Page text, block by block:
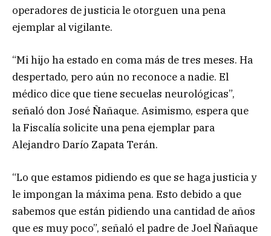
operadores de justicia le otorguen una pena
ejemplar al vigilante.
“Mi hijo ha estado en coma más de tres meses. Ha
despertado, pero aún no reconoce a nadie. El
médico dice que tiene secuelas neurológicas”,
señaló don José Ñañaque. Asimismo, espera que
la Fiscalía solicite una pena ejemplar para
Alejandro Darío Zapata Terán.
“Lo que estamos pidiendo es que se haga justicia y
le impongan la máxima pena. Esto debido a que
sabemos que están pidiendo una cantidad de años
que es muy poco”, señaló el padre de Joel Ñañaque